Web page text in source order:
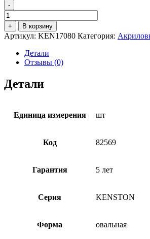
-
Количество
товара
Ванна
акриловая
AZARIO
KENSTON
1700х800х600
свободностоящая,
в
сифоном
+ В корзину
Артикул: KEN17080 Категория:
Детали
Отзывы (0)
Детали
Единица измерения шт
Код 82569
Гарантия 5 лет
Серия KENSTON
Форма овальная